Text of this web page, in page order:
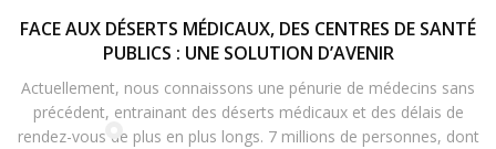
FACE AUX DÉSERTS MÉDICAUX, DES CENTRES DE SANTÉ
PUBLICS : UNE SOLUTION D’AVENIR
Actuellement, nous connaissons une pénurie de médecins sans
précédent, entrainant des déserts médicaux et des délais de
rendez-vous de plus en plus longs. 7 millions de personnes, dont